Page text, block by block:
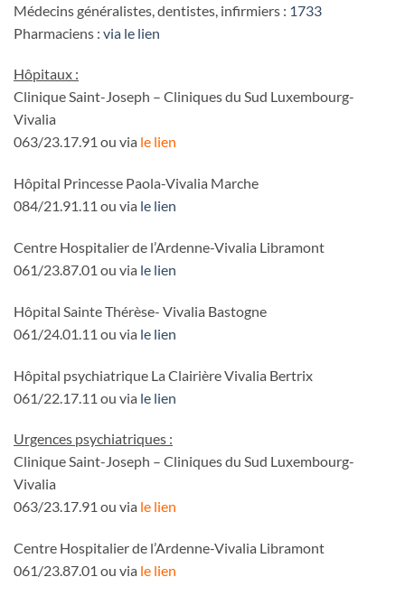
Médecins généralistes, dentistes, infirmiers : 1733
Pharmaciens : via le lien
Hôpitaux :
Clinique Saint-Joseph – Cliniques du Sud Luxembourg-
Vivalia
063/23.17.91 ou via le lien
Hôpital Princesse Paola-Vivalia Marche
084/21.91.11 ou via le lien
Centre Hospitalier de l’Ardenne-Vivalia Libramont
061/23.87.01 ou via le lien
Hôpital Sainte Thérèse- Vivalia Bastogne
061/24.01.11 ou via le lien
Hôpital psychiatrique La Clairière Vivalia Bertrix
061/22.17.11 ou via le lien
Urgences psychiatriques :
Clinique Saint-Joseph – Cliniques du Sud Luxembourg-
Vivalia
063/23.17.91 ou via le lien
Centre Hospitalier de l’Ardenne-Vivalia Libramont
061/23.87.01 ou via le lien